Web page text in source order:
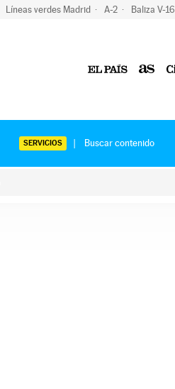
Líneas verdes Madrid A-2 Baliza V-16
SERVICIOS